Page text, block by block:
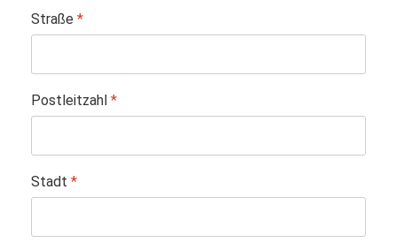
Straße *
Postleitzahl *
Stadt *